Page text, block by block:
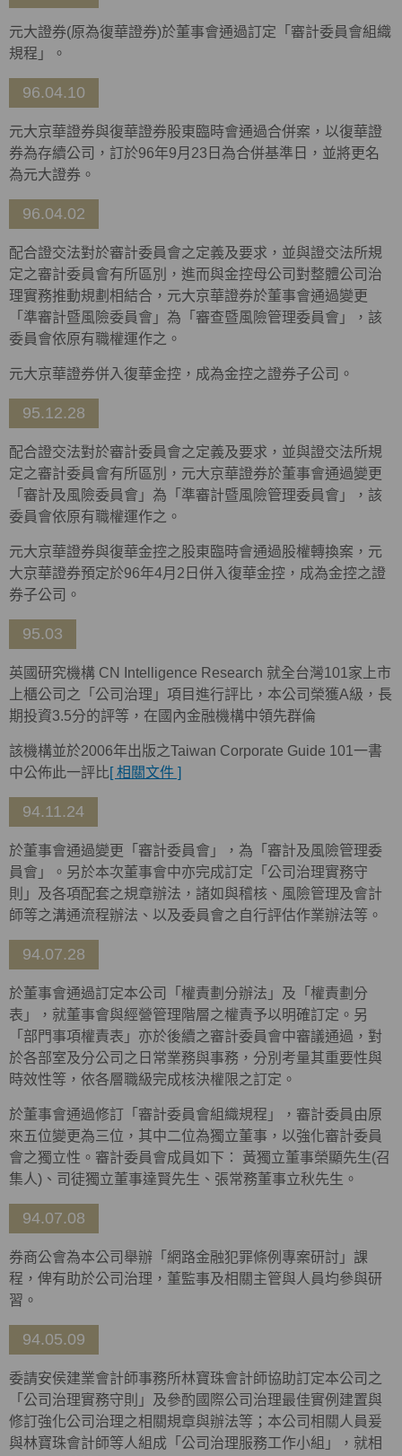
元大證券(原為復華證券)於董事會通過訂定「審計委員會組織
規程」。
96.04.10
元大京華證券與復華證券股東臨時會通過合併案，以復華證
券為存續公司，訂於96年9月23日為合併基準日，並將更名
為元大證券。
96.04.02
配合證交法對於審計委員會之定義及要求，並與證交法所規
定之審計委員會有所區別，進而與金控母公司對整體公司治
理實務推動規劃相結合，元大京華證券於董事會通過變更
「準審計暨風險委員會」為「審查暨風險管理委員會」，該
委員會依原有職權運作之。
元大京華證券併入復華金控，成為金控之證券子公司。
95.12.28
配合證交法對於審計委員會之定義及要求，並與證交法所規
定之審計委員會有所區別，元大京華證券於董事會通過變更
「審計及風險委員會」為「準審計暨風險管理委員會」，該
委員會依原有職權運作之。
元大京華證券與復華金控之股東臨時會通過股權轉換案，元
大京華證券預定於96年4月2日併入復華金控，成為金控之證
券子公司。
95.03
英國研究機構 CN Intelligence Research 就全台灣101家上市
上櫃公司之「公司治理」項目進行評比，本公司榮獲A級，長
期投資3.5分的評等，在國內金融機構中領先群倫
該機構並於2006年出版之Taiwan Corporate Guide 101一書
中公佈此一評比[ 相關文件 ]
94.11.24
於董事會通過變更「審計委員會」，為「審計及風險管理委
員會」。另於本次董事會中亦完成訂定「公司治理實務守
則」及各項配套之規章辦法，諸如與稽核、風險管理及會計
師等之溝通流程辦法、以及委員會之自行評估作業辦法等。
94.07.28
於董事會通過訂定本公司「權責劃分辦法」及「權責劃分
表」，就董事會與經營管理階層之權責予以明確訂定。另
「部門事項權責表」亦於後續之審計委員會中審議通過，對
於各部室及分公司之日常業務與事務，分別考量其重要性與
時效性等，依各層職級完成核決權限之訂定。
於董事會通過修訂「審計委員會組織規程」，審計委員由原
來五位變更為三位，其中二位為獨立董事，以強化審計委員
會之獨立性。審計委員會成員如下： 黃獨立董事榮顯先生(召
集人)、司徒獨立董事達賢先生、張常務董事立秋先生。
94.07.08
券商公會為本公司舉辦「網路金融犯罪條例專案研討」課
程，俾有助於公司治理，董監事及相關主管與人員均參與研
習。
94.05.09
委請安侯建業會計師事務所林寶珠會計師協助訂定本公司之
「公司治理實務守則」及參酌國際公司治理最佳實例建置與
修訂強化公司治理之相關規章與辦法等；本公司相關人員爰
與林寶珠會計師等人組成「公司治理服務工作小組」，就相